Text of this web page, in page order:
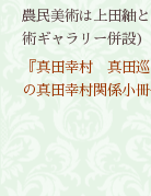
農民美術は上田紬
術ギャラリー併設)
『真田幸村 真田
の真田幸村関係小